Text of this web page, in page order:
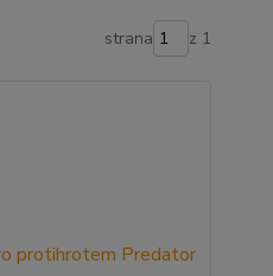
strana z 1